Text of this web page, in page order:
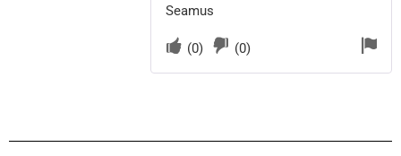
Seamus
(0) (0)